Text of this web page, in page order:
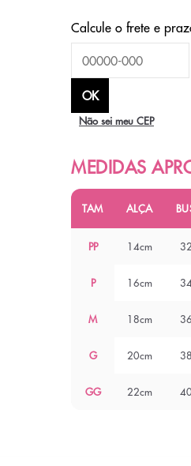
Não sei meu CEP
TAM ALÇA
PP 14cm
P 16cm
M 18cm
G 20cm
GG 22cm